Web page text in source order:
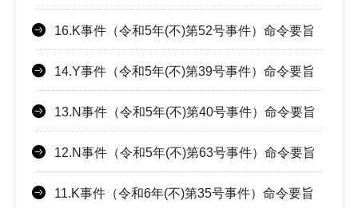
16.K事件（令和5年(不)第52号事件）命令要旨
14.Y事件（令和5年(不)第39号事件）命令要旨
13.N事件（令和5年(不)第40号事件）命令要旨
12.N事件（令和5年(不)第63号事件）命令要旨
11.K事件（令和6年(不)第35号事件）命令要旨